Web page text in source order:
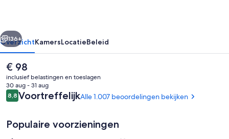
Volgende
136+
OverzichtKamersLocatieBeleid
De
huidige
prijs
is
€ 98
€ 98
inclusief belastingen en toeslagen
30 aug - 31 aug
Beoordelingen
8,88,8 op 10 –
VoortreffelijkAlle 1.007 beoordelingen bekijken
Populaire voorzieningen